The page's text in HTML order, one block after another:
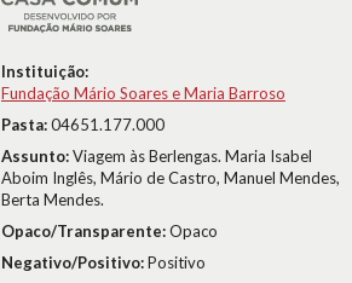
Instituição:
Fundação Mário Soares e Maria Barroso
Pasta:04651.177.000
Assunto:Viagem às Berlengas. Maria Isabel
Aboim Inglês, Mário de Castro, Manuel Mendes,
Berta Mendes.
Opaco/Transparente:Opaco
Negativo/Positivo:Positivo